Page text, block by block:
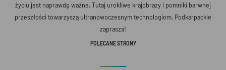
życiu jest naprawdę ważne. Tutaj urokliwe krajobrazy i pomniki barwnej
przeszłości towarzyszą ultranowoczesnym technologiom. Podkarpackie
zaprasza!
POLECANE STRONY